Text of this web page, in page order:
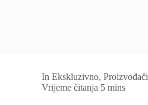
In Ekskluzivno,Proizvođači
Vrijeme čitanja 5 mins